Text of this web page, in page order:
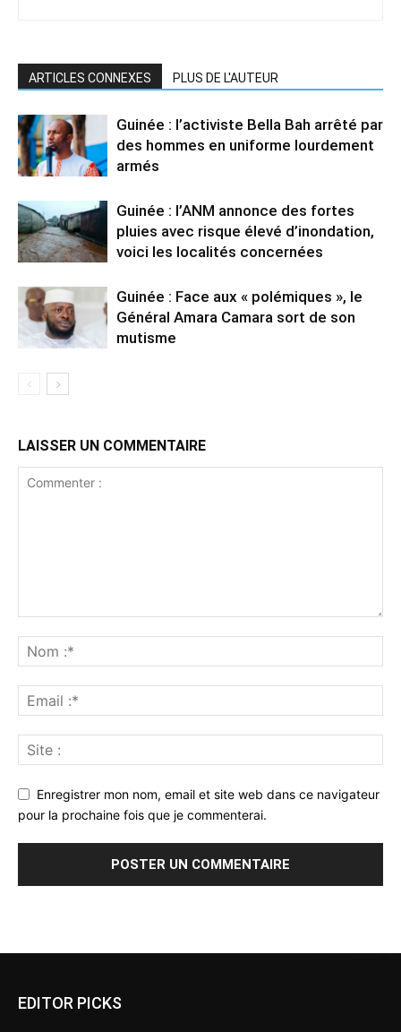
ARTICLES CONNEXES PLUS DE L'AUTEUR
Guinée : l’activiste Bella Bah arrêté par
des hommes en uniforme lourdement
armés
Guinée : l’ANM annonce des fortes
pluies avec risque élevé d’inondation,
voici les localités concernées
Guinée : Face aux « polémiques », le
Général Amara Camara sort de son
mutisme
LAISSER UN COMMENTAIRE
Enregistrer mon nom, email et site web dans ce navigateur
pour la prochaine fois que je commenterai.
EDITOR PICKS